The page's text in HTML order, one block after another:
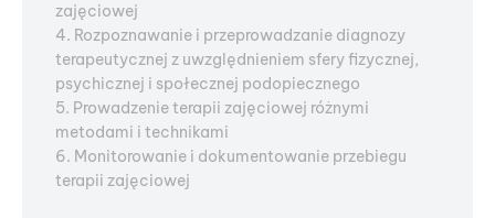
zajęciowej
4. Rozpoznawanie i przeprowadzanie diagnozy
terapeutycznej z uwzględnieniem sfery fizycznej,
psychicznej i społecznej podopiecznego
5. Prowadzenie terapii zajęciowej różnymi
metodami i technikami
6. Monitorowanie i dokumentowanie przebiegu
terapii zajęciowej